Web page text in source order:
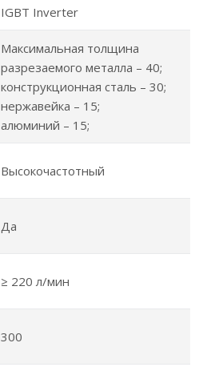
IGBT Inverter
Максимальная толщина
разрезаемого металла – 40;
конструкционная сталь – 30;
нержавейка – 15;
алюминий – 15;
Высокочастотный
Да
≥ 220 л/мин
300